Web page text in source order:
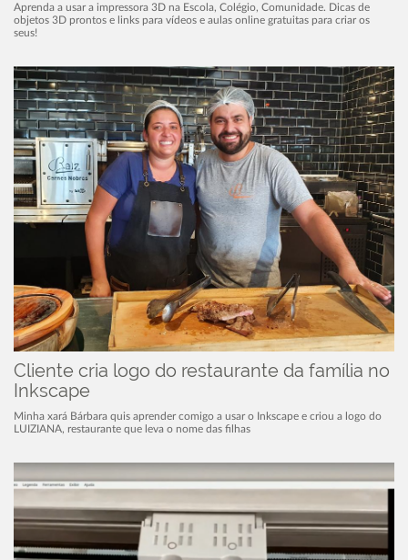
Aprenda a usar a impressora 3D na Escola, Colégio, Comunidade. Dicas de
objetos 3D prontos e links para vídeos e aulas online gratuitas para criar os
seus!
Cliente cria logo do restaurante da família no
Inkscape
Minha xará Bárbara quis aprender comigo a usar o Inkscape e criou a logo do
LUIZIANA, restaurante que leva o nome das filhas